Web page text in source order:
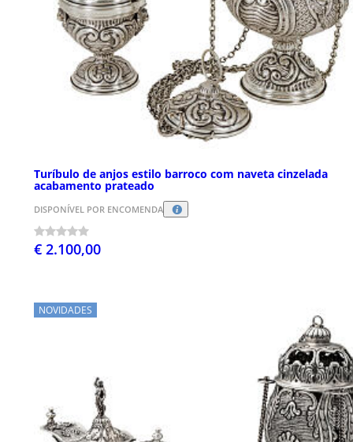
Turíbulo de anjos estilo barroco com naveta cinzelada
acabamento prateado
DISPONÍVEL POR ENCOMENDA
€ 2.100,00
NOVIDADES